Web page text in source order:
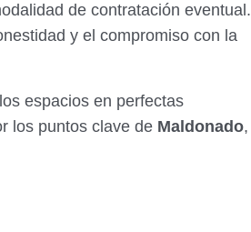
de contratación eventual.
y el compromiso con la
espacios en perfectas
los puntos clave de Maldonado,